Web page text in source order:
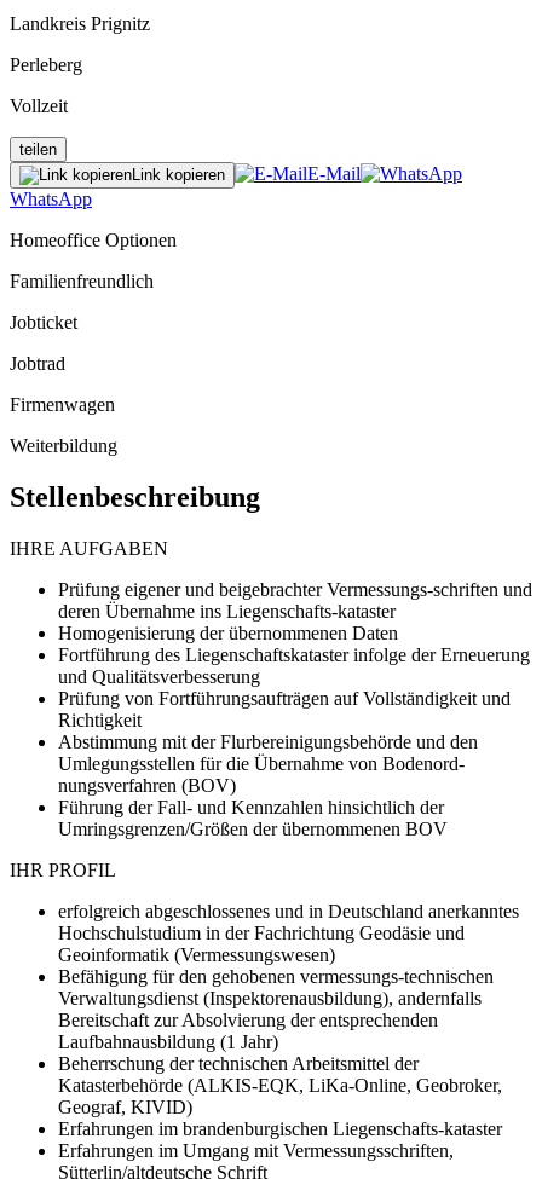
Landkreis Prignitz
Perleberg
Vollzeit
teilen
Link kopieren
E-Mail
WhatsApp
Homeoffice Optionen
Familienfreundlich
Jobticket
Jobtrad
Firmenwagen
Weiterbildung
Stellenbeschreibung
IHRE AUFGABEN
Prüfung eigener und beigebrachter Vermessungs-schriften und
deren Übernahme ins Liegenschafts-kataster
Homogenisierung der übernommenen Daten
Fortführung des Liegenschaftskataster infolge der Erneuerung
und Qualitätsverbesserung
Prüfung von Fortführungsaufträgen auf Vollständigkeit und
Richtigkeit
Abstimmung mit der Flurbereinigungsbehörde und den
Umlegungsstellen für die Übernahme von Bodenord-
nungsverfahren (BOV)
Führung der Fall- und Kennzahlen hinsichtlich der
Umringsgrenzen/Größen der übernommenen BOV
IHR PROFIL
erfolgreich abgeschlossenes und in Deutschland anerkanntes
Hochschulstudium in der Fachrichtung Geodäsie und
Geoinformatik (Vermessungswesen)
Befähigung für den gehobenen vermessungs-technischen
Verwaltungsdienst (Inspektorenausbildung), andernfalls
Bereitschaft zur Absolvierung der entsprechenden
Laufbahnausbildung (1 Jahr)
Beherrschung der technischen Arbeitsmittel der
Katasterbehörde (ALKIS-EQK, LiKa-Online, Geobroker,
Geograf, KIVID)
Erfahrungen im brandenburgischen Liegenschafts-kataster
Erfahrungen im Umgang mit Vermessungsschriften,
Sütterlin/altdeutsche Schrift